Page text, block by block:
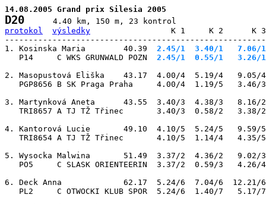
14.08.2005 Grand prix Silesia 2005
D20
protokol
výsledky
K 1     K 2      K
1. Kosinska Maria        40.39
  2.45/1
  3.40/1
   7.06/1
   P14     C WKS GRUNWALD POZN
  2.45/1
  0.55/1
   3.26/1
2. Masopustová Eliška    43.17  4.00/4  5.19/4
PGP8656 B SK Praga Praha     4.00/4  1.19/5
3. Martynková Aneta      43.55  3.40/3  4.38/3
   TRI8657 A TJ TŽ Třinec       3.40/3  0.58/2   3.38/2
4. Kantorová Lucie       49.10  4.10/5  5.24/5   9.59/
TRI8654 A TJ TŽ Třinec       4.10/5  1.14/4
5. Wysocka Malwina       51.49  3.37/2  4.36/2
PO5     C SLASK ORIENTEERIN  3.37/2  0.59/3
6. Deck Anna             62.17  5.24/6  7.04/6  12.21/6
PL2     C OTWOCKI KLUB SPOR  5.24/6  1.40/7